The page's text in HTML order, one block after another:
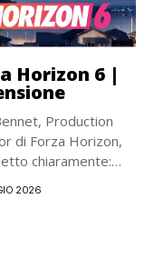
Horizon 6 |
Production
di Forza Horizon,
chiaramente:
2026